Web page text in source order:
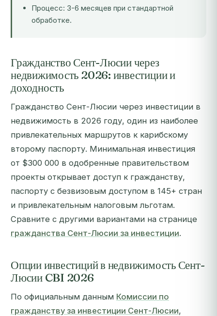
Процесс: 3-6 месяцев при стандартной
обработке.
Гражданство Сент-Люсии через
недвижимость 2026: инвестиции и
доходность
Гражданство Сент-Люсии через инвестиции в
недвижимость в 2026 году, один из наиболее
привлекательных маршрутов к карибскому
второму паспорту. Минимальная инвестиция
от $300 000 в одобренные правительством
проекты открывает доступ к гражданству,
паспорту с безвизовым доступом в 145+ стран
и привлекательным налоговым льготам.
Сравните с другими вариантами на странице
гражданства Сент-Люсии за инвестиции.
Опции инвестиций в недвижимость Сент-
Люсии CBI 2026
По официальным данным Комиссии по
гражданству за инвестиции Сент-Люсии,